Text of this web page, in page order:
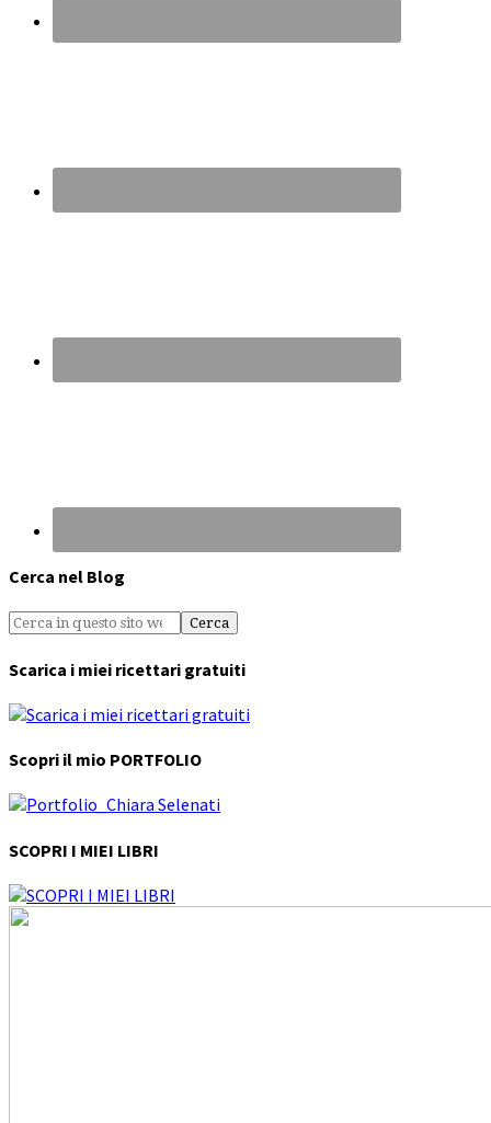
Cerca nel Blog
Scarica i miei ricettari gratuiti
Scopri il mio PORTFOLIO
SCOPRI I MIEI LIBRI